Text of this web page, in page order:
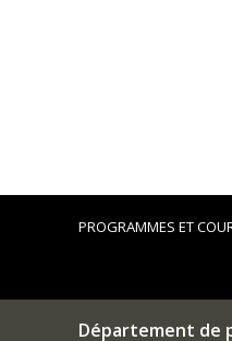
PROGRAMMES ET
Département de